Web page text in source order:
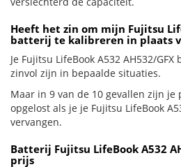
Heeft het zin om mijn Fujitsu
batterij te kalibreren in plaats
Je Fujitsu LifeBook A532 AH532/
zinvol zijn in bepaalde situaties.
Maar in 9 van de 10 gevallen zijn je
opgelost als je je Fujitsu LifeBook
vervangen.
Batterij Fujitsu LifeBook A532
prijs